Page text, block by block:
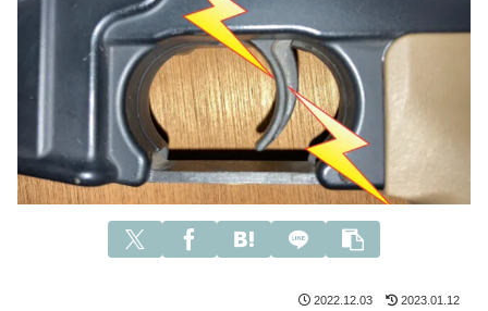
2022.12.03 2023.01.12